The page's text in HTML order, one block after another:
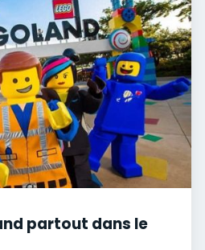
partout dans le